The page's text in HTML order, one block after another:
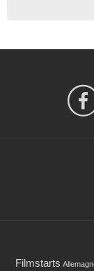
Filmstarts